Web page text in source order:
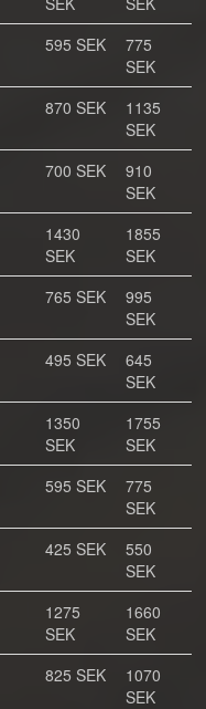
595 SEK
775
SEK
870 SEK
1135
SEK
700 SEK
910
SEK
1430
SEK
1855
SEK
765 SEK
995
SEK
495 SEK
645
SEK
1350
SEK
1755
SEK
595 SEK
775
SEK
425 SEK
550
SEK
1275
SEK
1660
SEK
825 SEK
1070
SEK